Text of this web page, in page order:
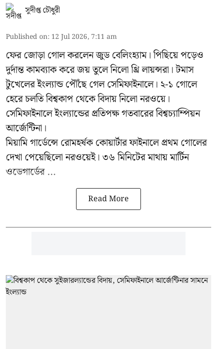
সুদীপ্ত চৌধুরী
Published on: 12 Jul 2026, 7:11 am
ফের জোড়া গোল করলেন জুড বেলিংহ্যাম। পিছিয়ে পড়েও
দুর্দান্ত কামব্যাক করে জয় তুলে নিলো থ্রি লায়ন্সরা। টমাস
টুখেলের ইংল্যান্ড পৌঁছে গেল সেমিফাইনালে। ২-১ গোলে
হেরে চলতি বিশ্বকাপ থেকে বিদায় নিলো নরওয়ে।
সেমিফাইনালে ইংল্যান্ডের প্রতিপক্ষ গতবারের বিশ্বচ্যাম্পিয়ন
আর্জেন্টিনা।
মিয়ামি গার্ডেন্সে রোমহর্ষক কোয়ার্টার ফাইনালে প্রথম গোলের
দেখা পেয়েছিলো নরওয়েই। ৩৬ মিনিটের মাথায় মার্টিন
ওডেগার্ডের ...
Read More